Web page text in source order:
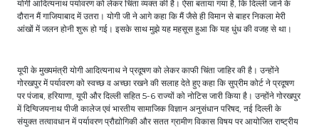
योगी आदित्यनाथ पर्यावरण को लेकर चिंता व्यक्त की है। ऐसा बताया गया है, कि दिल्ली जाने के
दौरान मैं गाजियाबाद में उतरा। योगी जी ने आगे कहा कि मैं जैसे ही विमान से बाहर निकला मेरी
आंखों में जलन होनी शुरू हो गई। इसके साथ मुझे यह महसूस हुआ कि यह धुंध की वजह से था।
यूपी के मुख्यमंत्री योगी आदित्यनाथ ने प्रदूषण को लेकर काफी चिंता जाहिर की है। उन्होंने
गोरखपुर में पर्यावरण को स्वच्छ व अच्छा रखने की सलाह देते हुए कहा कि सुप्रीम कोर्ट ने प्रदूषण
पर पंजाब, हरियाणा, यूपी और दिल्ली सहित 5-6 राज्यों को नोटिस जारी किया है। उन्होंने गोरखपुर
में दिग्विजयनाथ पीजी कालेज एवं भारतीय सामाजिक विज्ञान अनुसंधान परिषद, नई दिल्ली के
संयुक्त तत्वावधान में पर्यावरण प्रौद्योगिकी और सतत ग्रामीण विकास विषय पर आयोजित राष्ट्रीय